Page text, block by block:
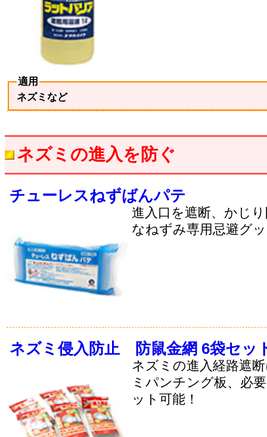
適用
ネズミなど
ネズミの進入を防ぐ
チューレスねずばんパテ
進入口を遮断、かじ
なねずみ専用忌避グ
ネズミ侵入防止 防鼠金網 6袋セッ
ネズミの進入経路遮
ミパンチング板、必
ット可能！